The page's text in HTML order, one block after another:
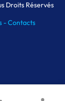
Droits Réservés
-Contacts